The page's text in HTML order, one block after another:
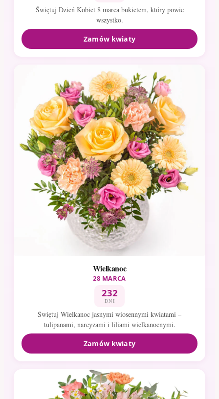
Świętuj Dzień Kobiet 8 marca bukietem, który powie
wszystko.
Zamów kwiaty
Wielkanoc
28 MARCA
232
DNI
Świętuj Wielkanoc jasnymi wiosennymi kwiatami –
tulipanami, narcyzami i liliami wielkanocnymi.
Zamów kwiaty